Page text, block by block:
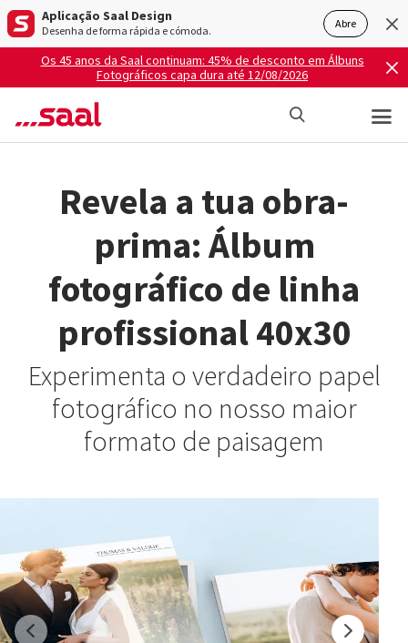
Aplicação Saal Design
Desenha de forma rápida e cómoda. Abre
Os 45 anos da Saal continuam: 45% de desconto em Álbuns
Fotográficos capa dura até 12/08/2026
Revela a tua obra-
prima: Álbum
fotográfico de linha
profissional 40x30
Experimenta o verdadeiro papel
fotográfico no nosso maior
formato de paisagem